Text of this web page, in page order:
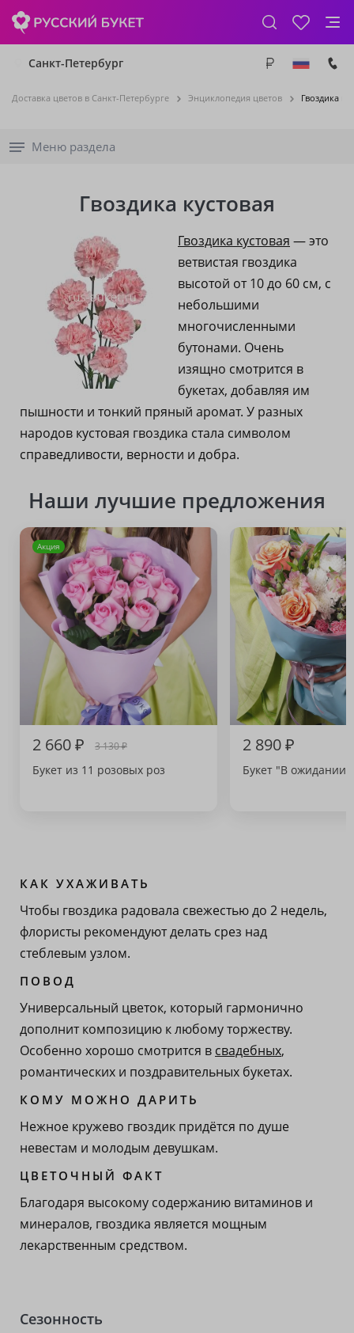
Санкт-Петербург
Доставка цветов в Санкт-Петербурге Энциклопедия цветов Гвоздика
Меню раздела
Гвоздика кустовая
Гвоздика кустовая — это
ветвистая гвоздика
высотой от 10 до 60 см, с
небольшими
многочисленными
бутонами. Очень
изящно смотрится в
букетах, добавляя им
пышности и тонкий пряный аромат. У разных
народов кустовая гвоздика стала символом
справедливости, верности и добра.
Наши лучшие предложения
Акция
2 660 ₽ 3 130 ₽
Букет из 11 розовых роз
2 890 ₽
Букет "В ожидании
КАК УХАЖИВАТЬ
Чтобы гвоздика радовала свежестью до 2 недель,
флористы рекомендуют делать срез над
стеблевым узлом.
ПОВОД
Универсальный цветок, который гармонично
дополнит композицию к любому торжеству.
Особенно хорошо смотрится в свадебных,
романтических и поздравительных букетах.
КОМУ МОЖНО ДАРИТЬ
Нежное кружево гвоздик придётся по душе
невестам и молодым девушкам.
ЦВЕТОЧНЫЙ ФАКТ
Благодаря высокому содержанию витаминов и
минералов, гвоздика является мощным
лекарственным средством.
Сезонность